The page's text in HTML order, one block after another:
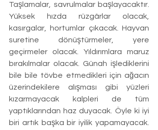
Taşlamalar, savrulmalar başlayacaktır.
Yüksek hızda rüzgârlar olacak,
kasırgalar, hortumlar çıkacak. Hayvan
suretine dönüştürmeler, yere
geçirmeler olacak. Yıldırımlara maruz
bırakılmalar olacak. Günah işlediklerini
bile bile tövbe etmedikleri için ağacın
üzerindekilere alışması gibi yüzleri
kızarmayacak kalpleri de tüm
yaptıklarından haz duyacak. Öyle ki iyi
biri artık başka bir iyilik yapamayacak.